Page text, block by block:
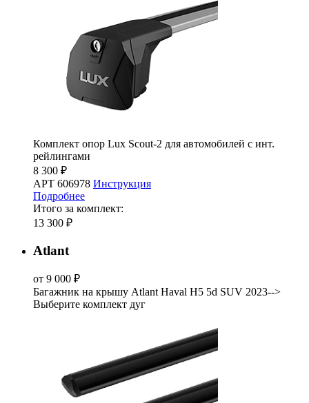
Комплект опор Lux Scout-2 для автомобилей с инт.
рейлингами
8 300 ₽
АРТ 606978 Инструкция
Подробнее
Итого за комплект:
13 300 ₽
Atlant
от 9 000 ₽
Багажник на крышу Atlant Haval H5 5d SUV 2023-->
Выберите комплект дуг